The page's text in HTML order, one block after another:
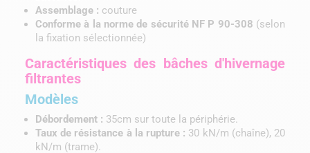
Assemblage : couture
Conforme à la norme de sécurité NF P 90-308 (selon
la fixation sélectionnée)
Caractéristiques des bâches d'hivernage
filtrantes
Modèles
Débordement : 35cm sur toute la périphérie.
Taux de résistance à la rupture : 30 kN/m (chaîne), 20
kN/m (trame).